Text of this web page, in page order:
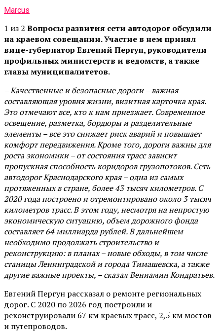
Marcus
1 из 2 Вопросы развития сети автодорог обсудили
на краевом совещании. Участие в нем принял
вице-губернатор Евгений Пергун, руководители
профильных министерств и ведомств, а также
главы муниципалитетов.
– Качественные и безопасные дороги – важная
составляющая уровня жизни, визитная карточка края.
Это отмечают все, кто к нам приезжает. Современное
освещение, разметка, бордюры и разделительные
элементы – все это снижает риск аварий и повышает
комфорт передвижения. Кроме того, дороги важны для
роста экономики – от состояния трасс зависит
пропускная способность коридоров грузопотоков. Сеть
автодорог Краснодарского края – одна из самых
протяженных в стране, более 43 тысяч километров. С
2020 года построено и отремонтировано около 3 тысяч
километров трасс. В этом году, несмотря на непростую
экономическую ситуацию, объем дорожного фонда
составляет 64 миллиарда рублей. В дальнейшем
необходимо продолжать строительство и
реконструкцию: в планах – новые обходы, в том числе
станицы Ленинградской и города Тимашевска, а также
другие важные проекты, – сказал Вениамин Кондратьев.
Евгений Пергун рассказал о ремонте региональных
дорог. С 2020 по 2026 год построили и
реконструировали 67 км краевых трасс, 2,5 км мостов
и путепроводов.